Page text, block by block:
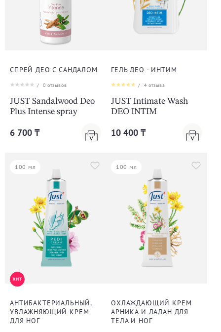
СПРЕЙ ДЕО С САНДАЛОМ
/ 0 отзывов
JUST Sandalwood Deo
Plus Intense spray
6 700 ₸
ГЕЛЬ ДЕО - ИНТИМ
/ 4отзыва
JUST Intimate Wash
DEO INTIM
10 400 ₸
100 мл
АНТИБАКТЕРИАЛЬНЫЙ,
УВЛАЖНЯЮЩИЙ КРЕМ
ДЛЯ НОГ
100 мл
ОХЛАЖДАЮЩИЙ КРЕМ
АРНИКА И ЛАДАН ДЛЯ
ТЕЛА И НОГ